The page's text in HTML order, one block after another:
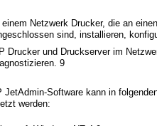
einem Netzwerk Drucker, die an
sind, installieren,
Drucker und Druckserver im
9
JetAdmin-Software kann in
werden: